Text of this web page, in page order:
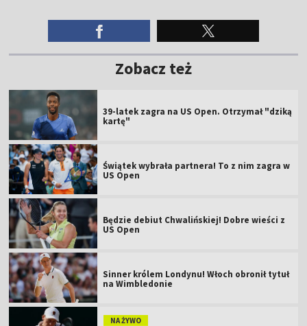
Zobacz też
39-latek zagra na US Open. Otrzymał "dziką
kartę"
Świątek wybrała partnera! To z nim zagra w
US Open
Będzie debiut Chwalińskiej! Dobre wieści z
US Open
Sinner królem Londynu! Włoch obronił tytuł
na Wimbledonie
NA ŻYWO